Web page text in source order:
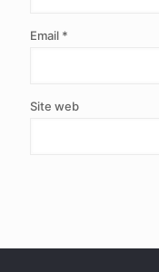
Email *
Site web